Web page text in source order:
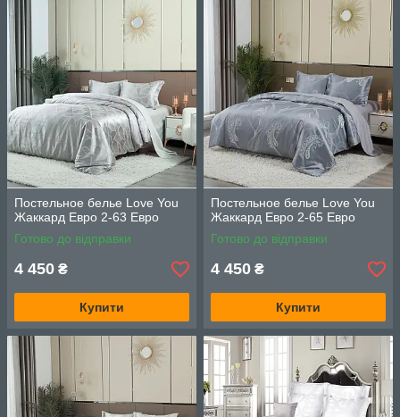
Постельное белье Love You
Жаккард Евро 2-63 Евро
Готово до відправки
4 450 ₴
Купити
Постельное белье Love You
Жаккард Евро 2-65 Евро
Готово до відправки
4 450 ₴
Купити